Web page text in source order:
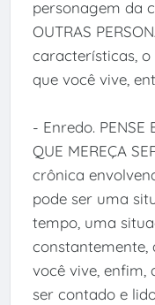
personagem da
OUTRAS
características,
que você vive,
- Enredo. PENSE
QUE MEREÇA
crônica
pode ser uma
tempo, uma
você vive, enfim,
ser contado e